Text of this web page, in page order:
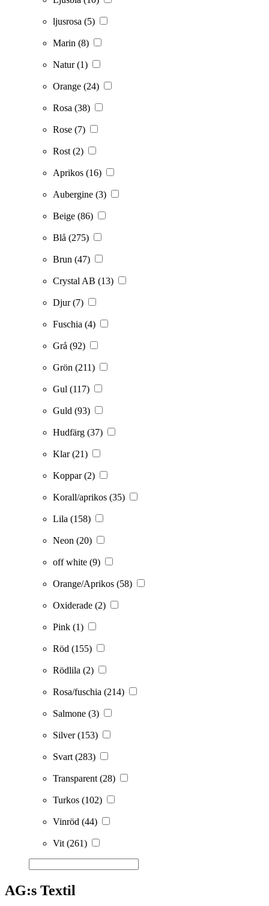
ljusrosa (5)
Marin (8)
Natur(1)
Orange (24)
Rosa (38)
Rose (7)
Rost (2)
Aprikos (16)
Aubergine (3)
Beige (86)
Blå (275)
Brun (47)
Crystal AB (13)
Djur(7)
Fuschia (4)
Grå (92)
Grön (211)
Gul (117)
Guld (93)
Hudfärg (37)
Klar(21)
Koppar(2)
Korall/aprikos (35)
Lila (158)
Neon (20)
off white (9)
Orange/Aprikos (58)
Oxiderade (2)
Pink (1)
Röd (155)
Rödlila (2)
Rosa/fuschia (214)
Salmone (3)
Silver(153)
Svart (283)
Transparent (28)
Turkos (102)
Vinröd (44)
Vit (261)
AG:s Textil